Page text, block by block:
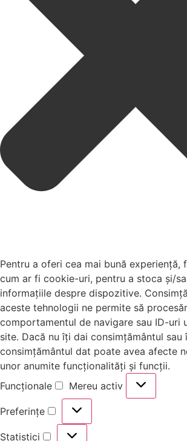
Pentru a oferi cea mai bună experiență,
cum ar fi cookie-uri, pentru a stoca și/
informațiile despre dispozitive.
aceste tehnologii ne permite să
comportamentul de navigare sau ID-uri
site. Dacă nu îți dai consimțământul sau
consimțământul dat poate avea afecte
unor anumite funcționalități și funcții.
Funcționale
Mereu activ
Preferințe
Statistici